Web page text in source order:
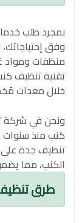
بمجرد طلب
وفق
منظفات ومواد
تقنية تنظيف
خلال معدات
ونحن في
كنب منذ
تنظيف جدة
الكنب، مما
طرق